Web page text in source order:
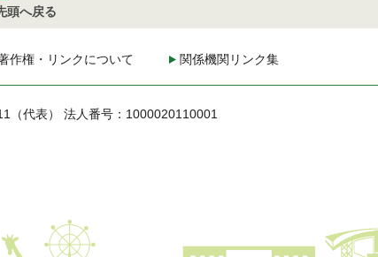
頭へ戻る
作権・リンクについて 関係機関リンク集
（代表） 法人番号：1000020110001